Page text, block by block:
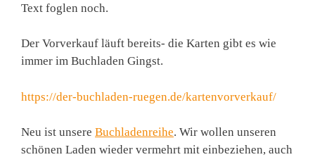
Text foglen noch.
Der Vorverkauf läuft bereits- die Karten gibt es wie
immer im Buchladen Gingst.
https://der-buchladen-ruegen.de/kartenvorverkauf/
Neu ist unsere Buchladenreihe. Wir wollen unseren
schönen Laden wieder vermehrt mit einbeziehen, auch